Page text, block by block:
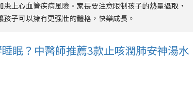
上心血管疾病風險。家長要注意限制孩子的熱量攝取，
子可以擁有更强壯的體格，快樂成長。
眠？中醫師推薦3款止咳潤肺安神湯水